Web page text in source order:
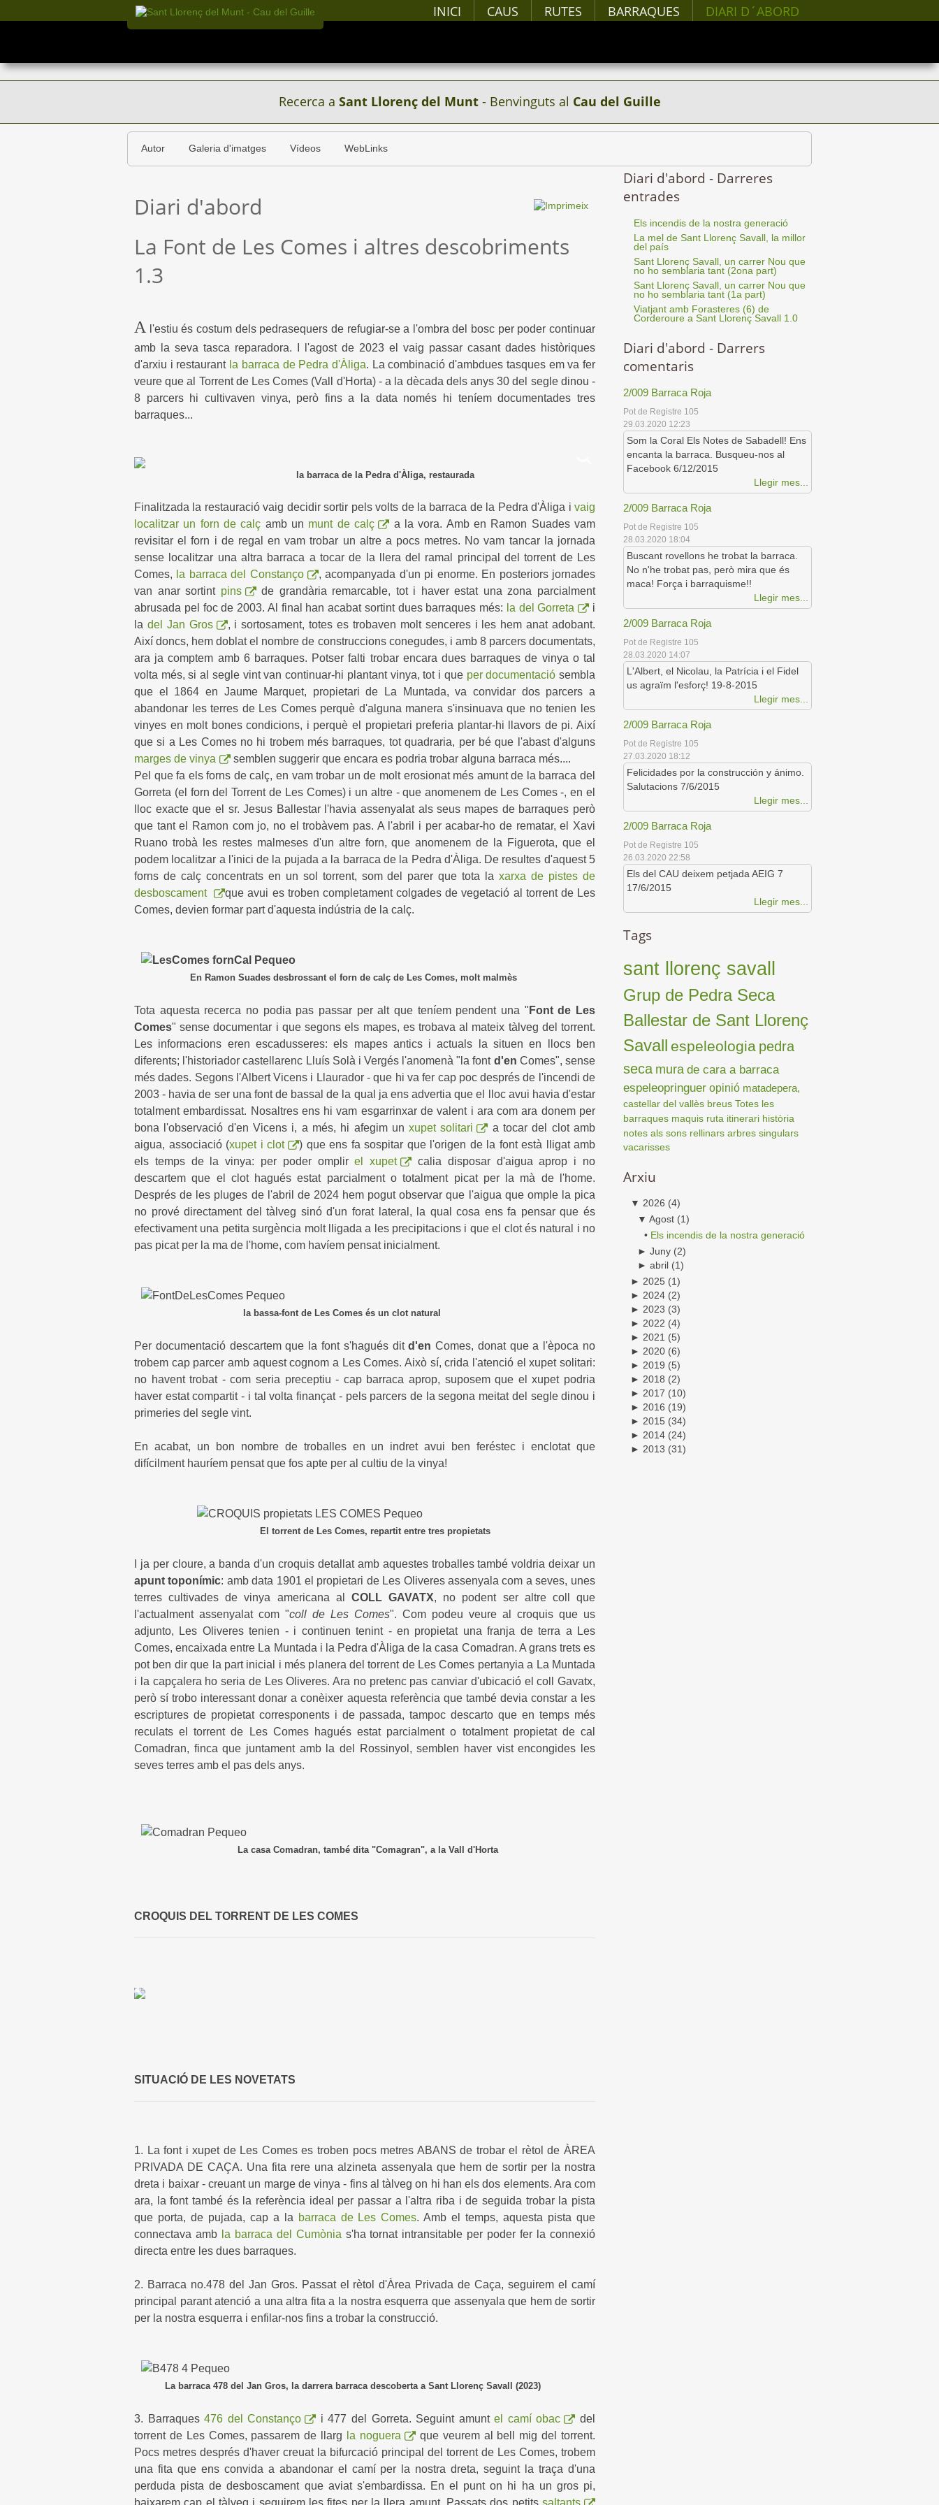
INICI CAUS RUTES BARRAQUES DIARI D´ABORD
Recerca a Sant Llorenç del Munt- Benvinguts al Cau del Guille
Autor Galeria d'imatges Vídeos WebLinks
Diari d'abord - Darreres
entrades
Els incendis de la nostra generació
La mel de Sant Llorenç Savall, la millor
del país
Sant Llorenç Savall, un carrer Nou que
no ho semblaria tant (2ona part)
Sant Llorenç Savall, un carrer Nou que
no ho semblaria tant (1a part)
Viatjant amb Forasteres (6) de
Corderoure a Sant Llorenç Savall 1.0
Diari d'abord - Darrers
comentaris
2/009 Barraca Roja
Pot de Registre 105
29.03.2020 12:23
Som la Coral Els Notes de Sabadell! Ens
encanta la barraca. Busqueu-nos al
Facebook 6/12/2015
Llegir mes...
2/009 Barraca Roja
Pot de Registre 105
28.03.2020 18:04
Buscant rovellons he trobat la barraca.
No n'he trobat pas, però mira que és
maca! Força i barraquisme!!
Llegir mes...
2/009 Barraca Roja
Pot de Registre 105
28.03.2020 14:07
L'Albert, el Nicolau, la Patrícia i el Fidel
us agraïm l'esforç! 19-8-2015
Llegir mes...
2/009 Barraca Roja
Pot de Registre 105
27.03.2020 18:12
Felicidades por la construcción y ánimo.
Salutacions 7/6/2015
Llegir mes...
2/009 Barraca Roja
Pot de Registre 105
26.03.2020 22:58
Els del CAU deixem petjada AEIG 7
17/6/2015
Llegir mes...
Tags
sant llorenç savall
Grup de Pedra Seca
Ballestar de Sant Llorenç
Savall espeleologia pedra
seca mura de cara a barraca
espeleopringuer opinió matadepera,
castellar del vallès breus Totes les
barraques maquis ruta itinerari història
notes als sons rellinars arbres singulars
vacarisses
Arxiu
▼ 2026 (4)
▼ Agost (1)
• Els incendis de la nostra generació
► Juny (2)
► abril (1)
► 2025 (1)
► 2024 (2)
► 2023 (3)
► 2022 (4)
► 2021 (5)
► 2020 (6)
► 2019 (5)
► 2018 (2)
► 2017 (10)
► 2016 (19)
► 2015 (34)
► 2014 (24)
► 2013 (31)
Diari d'abord
La Font de Les Comes i altres descobriments
1.3
A
l'estiu és costum dels pedrasequers de refugiar-se a l'ombra del bosc per poder continuar
amb la seva tasca reparadora. I l'agost de 2023 el vaig passar casant dades històriques
d'arxiu i restaurant la barraca de Pedra d'Àliga. La combinació d'ambdues tasques em va fer
veure que al Torrent de Les Comes (Vall d'Horta) - a la dècada dels anys 30 del segle dinou -
8 parcers hi cultivaven vinya, però fins a la data només hi teníem documentades tres
barraques...
la barraca de la Pedra d'Àliga, restaurada
Finalitzada la restauració vaig decidir sortir pels volts de la barraca de la Pedra d'Àliga i vaig
localitzar un forn de calç amb un munt de calç
a la vora. Amb en Ramon Suades vam
revisitar el forn i de regal en vam trobar un altre a pocs metres. No vam tancar la jornada
sense localitzar una altra barraca a tocar de la llera del ramal principal del torrent de Les
Comes, la barraca del Constanço
, acompanyada d'un pi enorme. En posteriors jornades
van anar sortint pins
de grandària remarcable, tot i haver estat una zona parcialment
abrusada pel foc de 2003. Al final han acabat sortint dues barraques més: la del Gorreta
i
la del Jan Gros
, i sortosament, totes es trobaven molt senceres i les hem anat adobant.
Així doncs, hem doblat el nombre de construccions conegudes, i amb 8 parcers documentats,
ara ja comptem amb 6 barraques. Potser falti trobar encara dues barraques de vinya o tal
volta més, si al segle vint van continuar-hi plantant vinya, tot i que per documentació sembla
que el 1864 en Jaume Marquet, propietari de La Muntada, va convidar dos parcers a
abandonar les terres de Les Comes perquè d'alguna manera s'insinuava que no tenien les
vinyes en molt bones condicions, i perquè el propietari preferia plantar-hi llavors de pi. Així
que si a Les Comes no hi trobem més barraques, tot quadraria, per bé que l'abast d'alguns
marges de vinya
semblen suggerir que encara es podria trobar alguna barraca més....
Pel que fa els forns de calç, en vam trobar un de molt erosionat més amunt de la barraca del
Gorreta (el forn del Torrent de Les Comes) i un altre - que anomenem de Les Comes -, en el
lloc exacte que el sr. Jesus Ballestar l'havia assenyalat als seus mapes de barraques però
que tant el Ramon com jo, no el trobàvem pas. A l'abril i per acabar-ho de rematar, el Xavi
Ruano trobà les restes malmeses d'un altre forn, que anomenem de la Figuerota, que el
podem localitzar a l'inici de la pujada a la barraca de la Pedra d'Àliga. De resultes d'aquest 5
forns de calç concentrats en un sol torrent, som del parer que tota laxarxa de pistes de
desboscament
que avui es troben completament colgades de vegetació al torrent de Les
Comes, devien formar part d'aquesta indústria de la calç.
En Ramon Suades desbrossant el forn de calç de Les Comes, molt malmès
Tota aquesta recerca no podia pas passar per alt que teníem pendent una " Font de Les
Comes" sense documentar i que segons els mapes, es trobava al mateix tàlveg del torrent.
Les informacions eren escadusseres: els mapes antics i actuals la situen en llocs ben
diferents; l'historiador castellarenc Lluís Solà i Vergés l'anomenà "la font d'en Comes", sense
més dades. Segons l'Albert Vicens i Llaurador - que hi va fer cap poc després de l'incendi de
2003 - havia de ser una font de bassal de la qual ja ens advertia que el lloc avui havia d'estar
totalment embardissat. Nosaltres ens hi vam esgarrinxar de valent i ara com ara donem per
bona l'observació d'en Vicens i, a més, hi afegim unxupet solitari
a tocar del clot amb
aigua, associació (xupet i clot
) que ens fa sospitar que l'origen de la font està lligat amb
els temps de la vinya: per poder omplirel xupet
calia disposar d'aigua aprop i no
descartem que el clot hagués estat parcialment o totalment picat per la mà de l'home.
Després de les pluges de l'abril de 2024 hem pogut observar que l'aigua que omple la pica
no prové directament del tàlveg sinó d'un forat lateral, la qual cosa ens fa pensar que és
efectivament una petita surgència molt lligada a les precipitacions i que el clot és natural i no
pas picat per la ma de l'home, com havíem pensat inicialment.
la bassa-font de Les Comes és un clot natural
Per documentació descartem que la font s'hagués ditd'en Comes, donat que a l'època no
trobem cap parcer amb aquest cognom a Les Comes. Això sí, crida l'atenció el xupet solitari:
no havent trobat - com seria preceptiu - cap barraca aprop, suposem que el xupet podria
haver estat compartit - i tal volta finançat - pels parcers de la segona meitat del segle dinou i
primeries del segle vint.
En acabat, un bon nombre de troballes en un indret avui ben feréstec i enclotat que
difícilment hauríem pensat que fos apte per al cultiu de la vinya!
El torrent de Les Comes, repartit entre tres propietats
I ja per cloure, a banda d'un croquis detallat amb aquestes troballes també voldria deixar un
apunt toponímic: amb data 1901 el propietari de Les Oliveres assenyala com a seves, unes
terres cultivades de vinya americana al COLL GAVATX, no podent ser altre coll que
l'actualment assenyalat com "coll de Les Comes". Com podeu veure al croquis que us
adjunto, Les Oliveres tenien - i continuen tenint - en propietat una franja de terra a Les
Comes, encaixada entre La Muntada i la Pedra d'Àliga de la casa Comadran. A grans trets es
pot ben dir que la part inicial i més planera del torrent de Les Comes pertanyia a La Muntada
i la capçalera ho seria de Les Oliveres. Ara no pretenc pas canviar d'ubicació el coll Gavatx,
però sí trobo interessant donar a conèixer aquesta referència que també devia constar a les
escriptures de propietat corresponents i de passada, tampoc descarto que en temps més
reculats el torrent de Les Comes hagués estat parcialment o totalment propietat de cal
Comadran, finca que juntament amb la del Rossinyol, semblen haver vist encongides les
seves terres amb el pas dels anys.
La casa Comadran, també dita "Comagran", a la Vall d'Horta
CROQUIS DEL TORRENT DE LES COMES
SITUACIÓ DE LES NOVETATS
1. La font i xupet de Les Comes es troben pocs metres ABANS de trobar el rètol de ÀREA
PRIVADA DE CAÇA. Una fita rere una alzineta assenyala que hem de sortir per la nostra
dreta i baixar - creuant un marge de vinya - fins al tàlveg on hi han els dos elements. Ara com
ara, la font també és la referència ideal per passar a l'altra riba i de seguida trobar la pista
que porta, de pujada, cap a la barraca de Les Comes. Amb el temps, aquesta pista que
connectava amb la barraca del Cumònia s'ha tornat intransitable per poder fer la connexió
directa entre les dues barraques.
2. Barraca no.478 del Jan Gros. Passat el rètol d'Àrea Privada de Caça, seguirem el camí
principal parant atenció a una altra fitaa la nostra esquerra que assenyala que hem de sortir
per la nostra esquerra i enfilar-nos fins a trobar la construcció.
La barraca 478 del Jan Gros, la darrera barraca descoberta a Sant Llorenç Savall (2023)
3. Barraques476 del Constanço i 477 del Gorreta. Seguint amuntel camí obac
del
torrent de Les Comes, passarem de llarg
la noguera
que veurem al bell mig del torrent.
Pocs metres després d'haver creuat la bifurcació principal del torrent de Les Comes, trobem
una fita que ens convida a abandonar el camí per la nostra dreta, seguint la traça d'una
perduda pista de desboscament que aviat s'embardissa. En el punt on hi ha un gros pi,
baixarem cap el tàlveg i seguirem les fites per la llera amunt. Passats dos petits saltants